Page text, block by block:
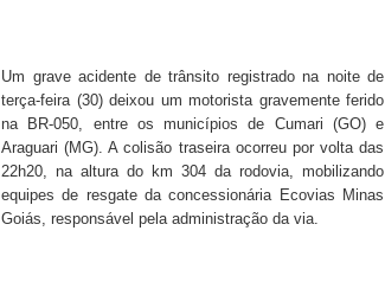
Um grave acidente de trânsito registrado na noite de
terça-feira (30) deixou um motorista gravemente ferido
na BR-050, entre os municípios de Cumari (GO) e
Araguari (MG). A colisão traseira ocorreu por volta das
22h20, na altura do km 304 da rodovia, mobilizando
equipes de resgate da concessionária Ecovias Minas
Goiás, responsável pela administração da via.